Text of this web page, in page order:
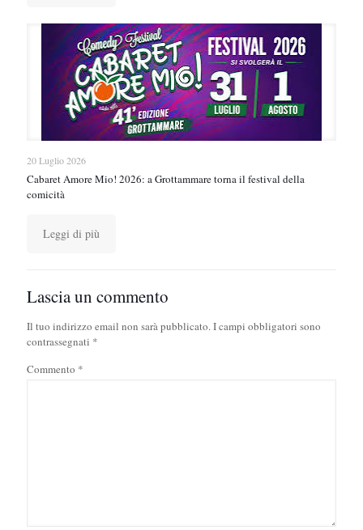
20 Luglio 2026
Cabaret Amore Mio! 2026: a Grottammare torna il festival della
comicità
Leggi di più
Lascia un commento
Il tuo indirizzo email non sarà pubblicato.I campi obbligatori sono
contrassegnati *
Commento *